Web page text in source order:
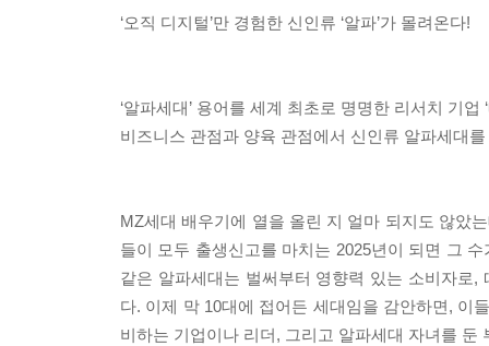
‘오직 디지털’만 경험한 신인류 ‘알파’가 몰려온다!
‘알파세대’ 용어를 세계 최초로 명명한 리서치 기업
비즈니스 관점과 양육 관점에서 신인류 알파세대
MZ세대 배우기에 열을 올린 지 얼마 되지도 않았
들이 모두 출생신고를 마치는 2025년이 되면 그
같은 알파세대는 벌써부터 영향력 있는 소비자로
다. 이제 막 10대에 접어든 세대임을 감안하면, 이
비하는 기업이나 리더, 그리고 알파세대 자녀를